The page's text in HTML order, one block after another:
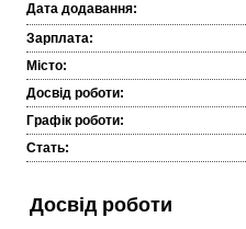
Дата додавання:
Зарплата:
Місто:
Досвід роботи:
Графік роботи:
Стать:
Досвід роботи